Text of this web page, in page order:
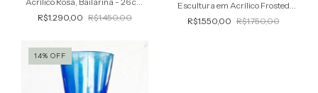
de Altura
R$1.290,00 R$1.450,00
Escultura em Acrílico Frosted
Assinada
R$1.550,00 R$1.750,00
14% OFF